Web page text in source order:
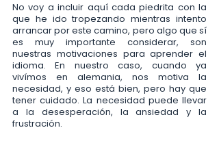
No voy a incluir aquí cada piedrita con la
que he ido tropezando mientras intento
arrancar por este camino, pero algo que sí
es muy importante considerar, son
nuestras motivaciones para aprender el
idioma. En nuestro caso, cuando ya
vivímos en alemania, nos motiva la
necesidad, y eso está bien, pero hay que
tener cuidado. La necesidad puede llevar
a la desesperación, la ansiedad y la
frustración.